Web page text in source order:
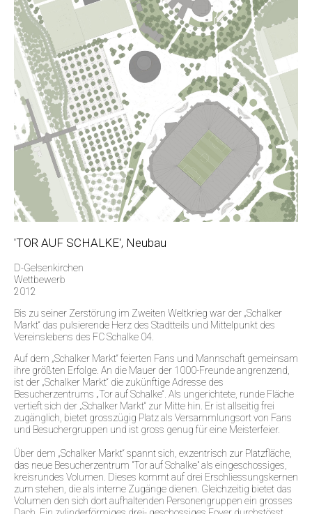
'TOR AUF SCHALKE', Neubau
D-Gelsenkirchen
Wettbewerb
2012
Bis zu seiner Zerstörung im Zweiten Weltkrieg war der „Schalker
Markt“ das pulsierende Herz des Stadtteils und Mittelpunkt des
Vereinslebens des FC Schalke 04.
Auf dem „Schalker Markt“ feierten Fans und Mannschaft gemeinsam
ihre größten Erfolge. An die Mauer der 1000-Freunde angrenzend,
ist der „Schalker Markt“ die zukünftige Adresse des
Besucherzentrums „Tor auf Schalke“. Als ungerichtete, runde Fläche
vertieft sich der „Schalker Markt“ zur Mitte hin. Er ist allseitig frei
zugänglich, bietet grosszügig Platz als Versammlungsort von Fans
und Besuchergruppen und ist gross genug für eine Meisterfeier.
Über dem „Schalker Markt“ spannt sich, exzentrisch zur Platzfläche,
das neue Besucherzentrum "Tor auf Schalke" als eingeschossiges,
kreisrundes Volumen. Dieses kommt auf drei Erschliessungskernen
zum stehen, die als interne Zugänge dienen. Gleichzeitig bietet das
Volumen den sich dort aufhaltenden Personengruppen ein grosses